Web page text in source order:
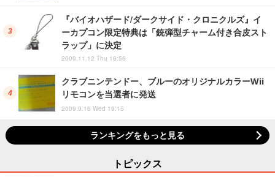
『バイオハザード/ダークサイド・クロニクルズ』イ
ーカプコン限定特典は「銃弾型チャーム付き合皮スト
ラップ」に決定
2009.11.12 Thu 16:56
クラブニンテンドー、ブルーのオリジナルカラーWii
リモコンを当選者に発送
2009.9.16 Wed 19:15
ランキングをもっと見る
トピックス